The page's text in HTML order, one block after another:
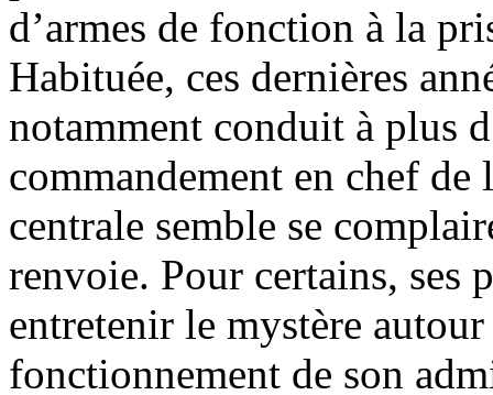
d’armes de fonction à la
Habituée, ces dernières
notamment conduit à plus
commandement en chef
centrale semble se
renvoie. Pour certains, ses
entretenir le mystère
fonctionnement de son